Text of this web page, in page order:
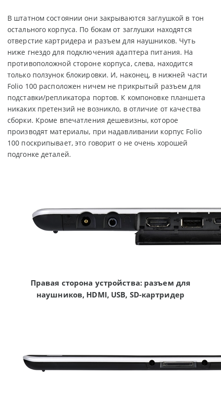
В штатном состоянии они закрываются заглушкой в тон
остального корпуса. По бокам от заглушки находятся
отверстие картридера и разъем для наушников. Чуть
ниже гнездо для подключения адаптера питания. На
противоположной стороне корпуса, слева, находится
только ползунок блокировки. И, наконец, в нижней части
Folio 100 расположен ничем не прикрытый разъем для
подставки/репликатора портов. К компоновке планшета
никаких претензий не возникло, в отличие от качества
сборки. Кроме впечатления дешевизны, которое
производят материалы, при надавливании корпус Folio
100 поскрипывает, это говорит о не очень хорошей
подгонке деталей.
Правая сторона устройства: разъем для
наушников, HDMI, USB, SD-картридер